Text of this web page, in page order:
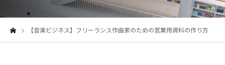
【音楽ビジネス】フリーランス作曲家のための営業用資料の作り方